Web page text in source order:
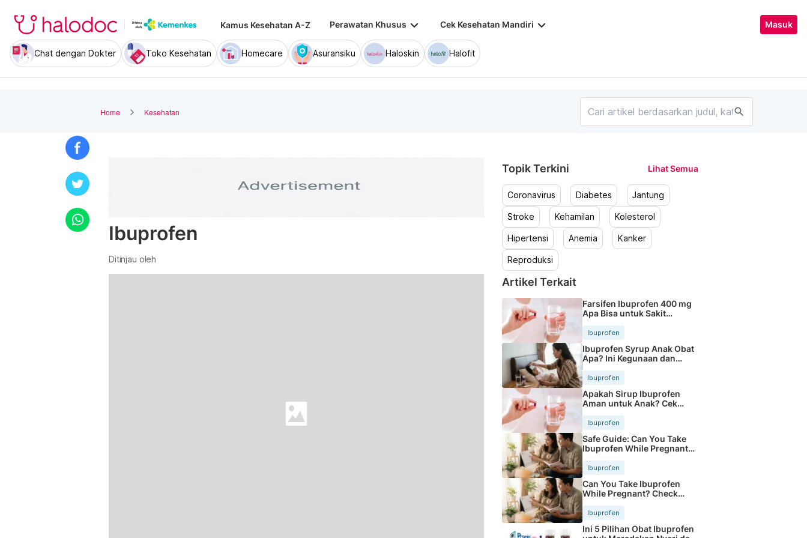
Kamus Kesehatan A-Z Perawatan Khusus keyboard_arrow_down Cek Kesehatan Mandiri keyboard_arrow_down Masuk
Chat dengan Dokter Toko Kesehatan Homecare Asuransiku Haloskin Halofit
Home Kesehatan search
Ibuprofen
Ditinjau oleh
Topik Terkini Lihat Semua
Coronavirus Diabetes Jantung
Stroke Kehamilan Kolesterol
Hipertensi Anemia Kanker
Reproduksi
Artikel Terkait
Farsifen Ibuprofen 400 mg
Apa Bisa untuk Sakit
Ibuprofen
Ibuprofen Syrup Anak Obat
Apa? Ini Kegunaan dan
Dosisnya
Ibuprofen
Apakah Sirup Ibuprofen
Aman untuk Anak? Cek
Ibuprofen
Safe Guide: Can You Take
Ibuprofen While Pregnant
Ibuprofen
Can You Take Ibuprofen
While Pregnant? Check
Ibuprofen
Ini 5 Pilihan Obat Ibuprofen